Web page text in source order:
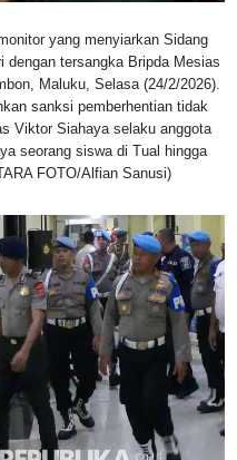
yang menyiarkan Sidang
tersangka Bripda Mesias
Maluku, Selasa (24/2/2026).
sanksi pemberhentian tidak
Viktor Siahaya selaku anggota
seorang siswa di Tual hingga
FOTO/Alfian Sanusi)